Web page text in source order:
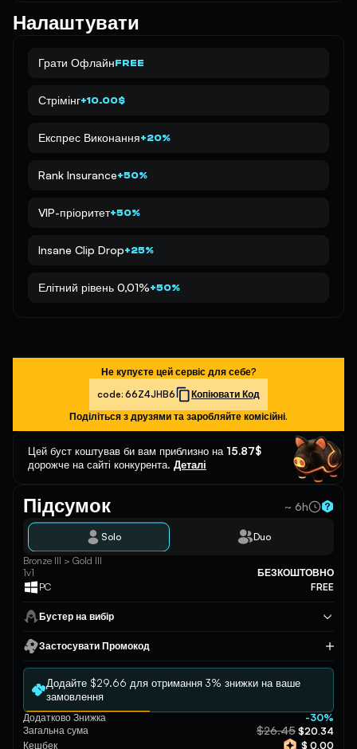
Налаштувати
Грати ОфлайнFREE
Стрімінг+10.00$
Експрес Виконання+20%
Rank Insurance+50%
VIP-пріоритет+50%
Insane Clip Drop+25%
Елітний рівень 0,01%+50%
Не купуєте цей сервіс для себе?
code: 66Z4JHB6
Копіювати Код
Поділіться з друзями та заробляйте комісійні.
Цей буст коштував би вам приблизно на 15.87$
дорожче на сайті конкурента. Деталі
Підсумок ~ 6h
Solo Duo
Bronze III > Gold III
1v1
БЕЗКОШТОВНО
PC
FREE
Бустер на вибір
Застосувати Промокод
Застосувати
Додайте $29.66 для отримання 3% знижки на ваше
замовлення
Додатково Знижка
-30%
Загальна сума
$26.45 $20.34
Кешбек
$ 0.00